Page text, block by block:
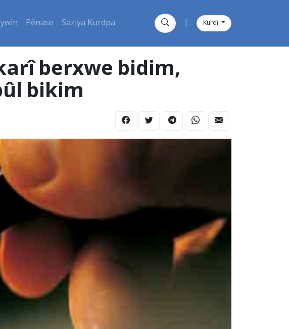
Pênase Saziya Kurdpa Kurdî
berxwe bidim,
bikim